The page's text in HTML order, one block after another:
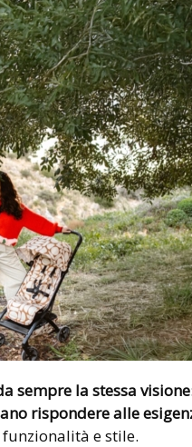
sempre la stessa visione:
rispondere alle
e stile.